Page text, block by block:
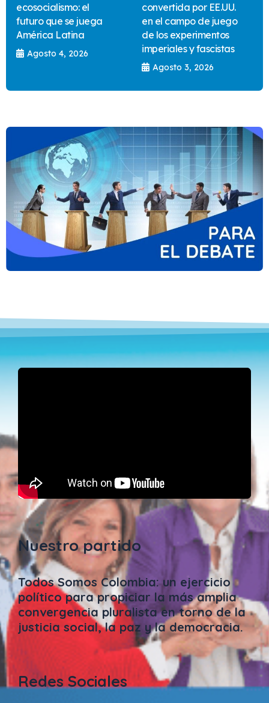
ecosocialismo: el
futuro que se juega
América Latina
Agosto 4, 2026
convertida por EE.UU.
en el campo de juego
de los experimentos
imperiales y fascistas
Agosto 3, 2026
Nuestro partido
Todos Somos Colombia: un ejercicio
político para propiciar la más amplia
convergencia pluralista en torno de la
justicia social, la paz y la democracia.
Redes Sociales